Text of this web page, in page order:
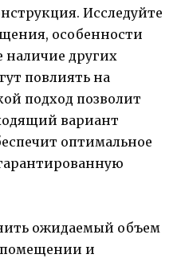
Исследуйте
особенности
наличие других
повлиять на
подход позволит
вариант
оптимальное
ожидаемый объем
помещении и